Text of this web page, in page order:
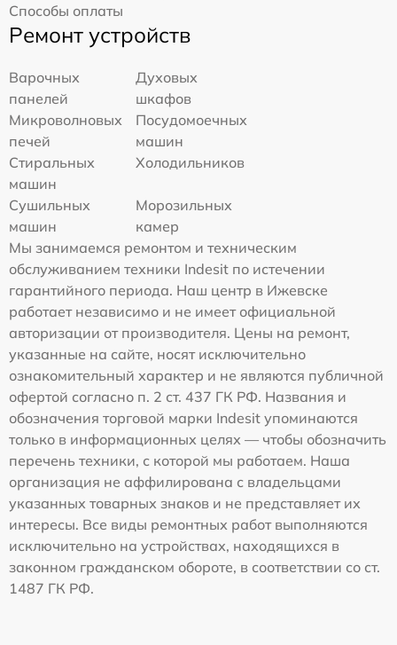
Способы оплаты
Ремонт устройств
Варочных
панелей
Духовых
шкафов
Микроволновых
печей
Посудомоечных
машин
Стиральных
машин
Холодильников
Сушильных
машин
Морозильных
камер
Мы занимаемся ремонтом и техническим
обслуживанием техники Indesit по истечении
гарантийного периода. Наш центр в Ижевске
работает независимо и не имеет официальной
авторизации от производителя. Цены на ремонт,
указанные на сайте, носят исключительно
ознакомительный характер и не являются публичной
офертой согласно п. 2 ст. 437 ГК РФ. Названия и
обозначения торговой марки Indesit упоминаются
только в информационных целях — чтобы обозначить
перечень техники, с которой мы работаем. Наша
организация не аффилирована с владельцами
указанных товарных знаков и не представляет их
интересы. Все виды ремонтных работ выполняются
исключительно на устройствах, находящихся в
законном гражданском обороте, в соответствии со ст.
1487 ГК РФ.